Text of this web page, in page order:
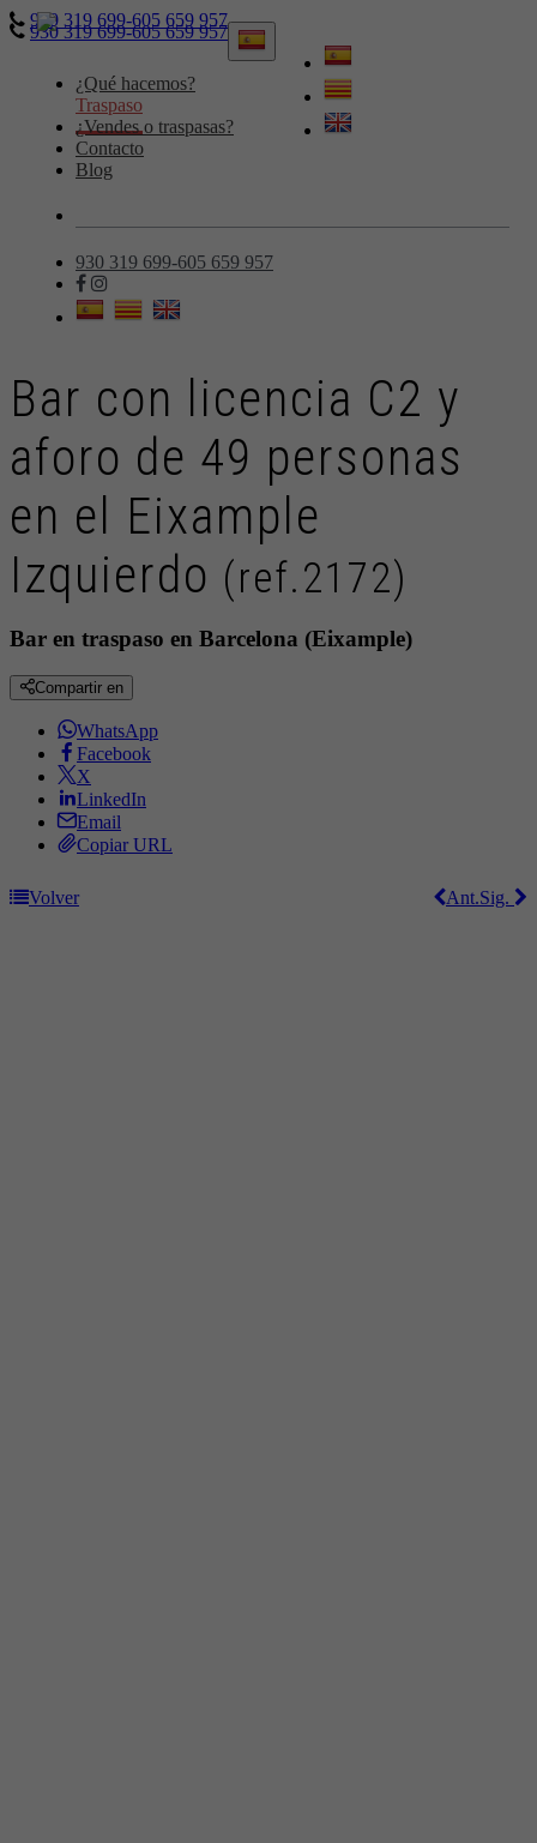
930 319 699-605 659 957
930 319 699-605 659 957
Toggle
navigation
¿Qué hacemos?
Traspaso
¿Vendes o traspasas?
Contacto
Blog
930 319 699-605 659 957
Bar con licencia C2 y
aforo de 49 personas
en el Eixample
Izquierdo (ref.2172)
Bar en traspaso en Barcelona (Eixample)
Compartir en
WhatsApp
Facebook
X
LinkedIn
Email
Copiar URL
Volver Sig.
Ant.